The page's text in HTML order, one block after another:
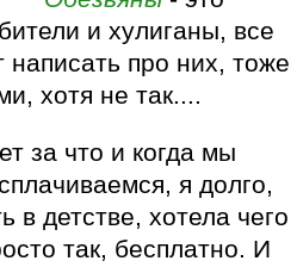
и хулиганы, все
написать про них, тоже
хотя не так....
за что и когда мы
я долго,
в детстве, хотела чего
так, бесплатно. И